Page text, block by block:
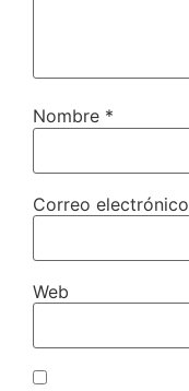
Nombre *
Correo electrónico
Web